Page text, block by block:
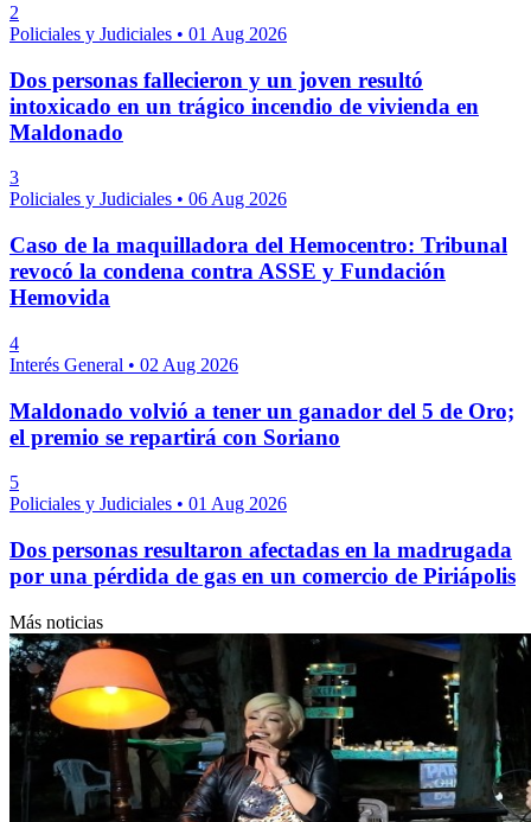
2
Policiales y Judiciales • 01 Aug 2026
Dos personas fallecieron y un joven resultó
intoxicado en un trágico incendio de vivienda en
Maldonado
3
Policiales y Judiciales • 06 Aug 2026
Caso de la maquilladora del Hemocentro: Tribunal
revocó la condena contra ASSE y Fundación
Hemovida
4
Interés General • 02 Aug 2026
Maldonado volvió a tener un ganador del 5 de Oro;
el premio se repartirá con Soriano
5
Policiales y Judiciales • 01 Aug 2026
Dos personas resultaron afectadas en la madrugada
por una pérdida de gas en un comercio de Piriápolis
Más noticias